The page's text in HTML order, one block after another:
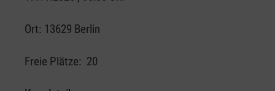
Ort: 13629 Berlin
Freie Plätze: 20